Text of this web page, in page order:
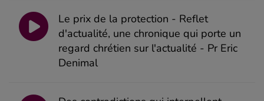
Le prix de la protection - Reflet
d'actualité, une chronique qui porte un
regard chrétien sur l'actualité - Pr Eric
Denimal